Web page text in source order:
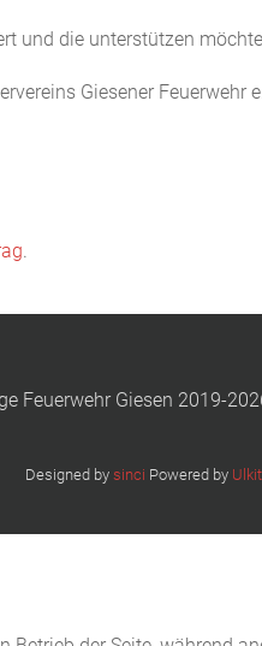
und die unterstützen
Giesener Feuerwehr
.
Feuerwehr Giesen 2019-
Designed by sinci Powered by Ulkit